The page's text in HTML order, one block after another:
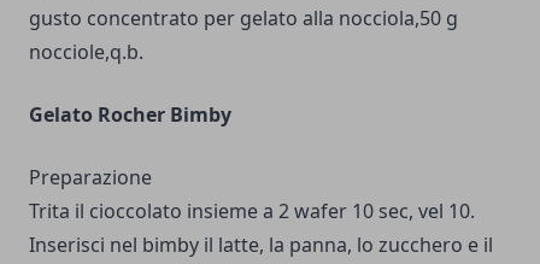
gusto concentrato per gelato alla nocciola,50 g
nocciole,q.b.
Gelato Rocher Bimby
Preparazione
Trita il cioccolato insieme a 2 wafer 10 sec, vel 10.
Inserisci nel bimby il latte, la panna, lo zucchero e il